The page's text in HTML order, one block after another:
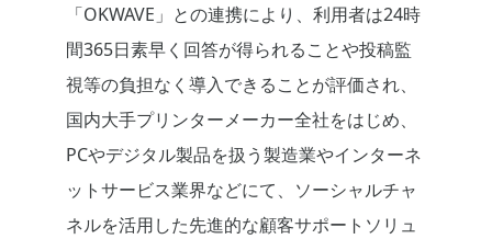
「OKWAVE」との連携により、利用者は24時
間365日素早く回答が得られることや投稿監
視等の負担なく導入できることが評価され、
国内大手プリンターメーカー全社をはじめ、
PCやデジタル製品を扱う製造業やインターネ
ットサービス業界などにて、ソーシャルチャ
ネルを活用した先進的な顧客サポートソリュ